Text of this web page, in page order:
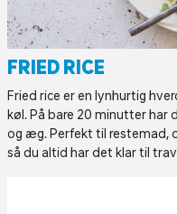
FRIED RICE
Fried rice er en lynhurtig
køl. På bare 20 minutter
og æg. Perfekt til restemad,
så du altid har det klar til